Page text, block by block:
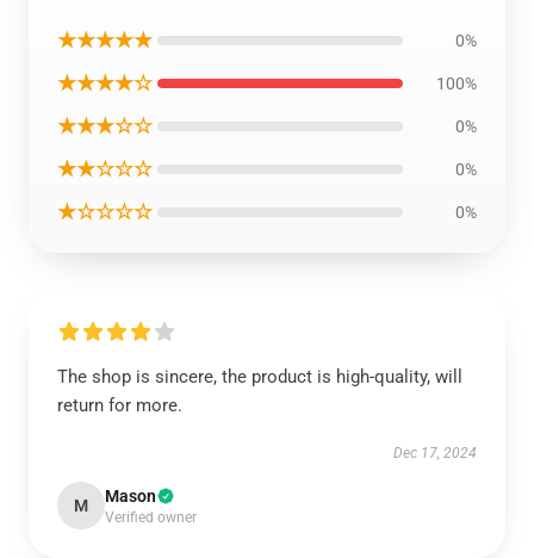
★★★★★ 0%
★★★★☆ 100%
★★★☆☆ 0%
★★☆☆☆ 0%
★☆☆☆☆ 0%
The shop is sincere, the product is high-quality, will
return for more.
Dec 17, 2024
M Mason
Verified owner